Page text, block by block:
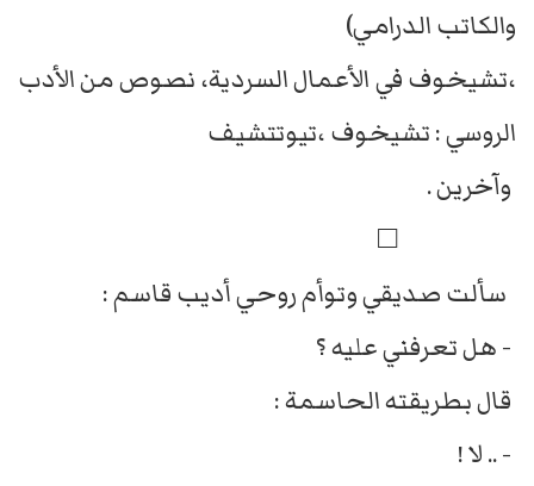
والكاتب الدرامي)
،تشيخوف في الأعمال السردية، نصوص من الأدب
الروسي : تشيخوف ،تيوتتشيف
وآخرين .
□
سألت صديقي وتوأم روحي أديب قاسم :
- هل تعرفني عليه ؟
قال بطريقته الحاسمة :
- .. لا !